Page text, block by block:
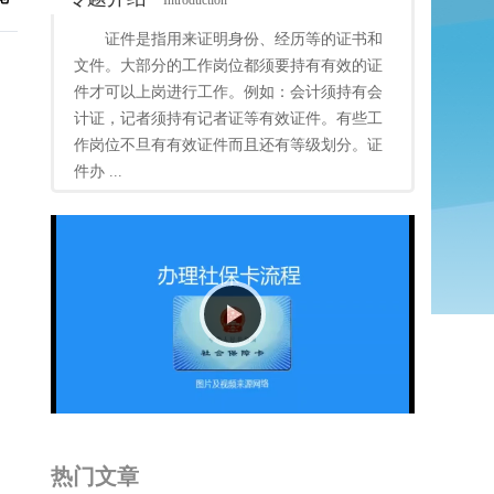
证件是指用来证明身份、经历等的证书和
文件。大部分的工作岗位都须要持有有效的证
件才可以上岗进行工作。例如：会计须持有会
计证，记者须持有记者证等有效证件。有些工
作岗位不旦有有效证件而且还有等级划分。证
件办 ...
Play
Video
热门文章